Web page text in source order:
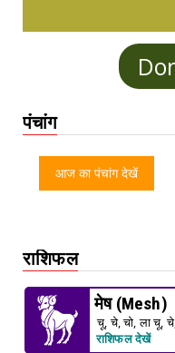
पंचांग
आज का पंचांग देखें
राशिफल
मेष (Mesh)
चू, चे, चो, ला चू,
राशिफल देखें